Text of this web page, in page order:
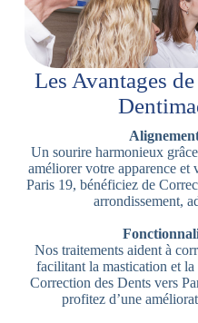
Les Avantages
Un sourire harmonieux
améliorer votre apparence
Paris 19, bénéficiez de
arrondissement,
Nos traitements aident à
facilitant la mastication et
Correction des Dents vers
profitez d’une